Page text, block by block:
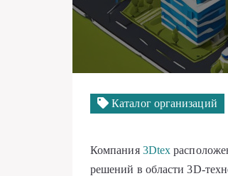
Каталог организаций
Компания 3Dtex
решений в области 3D-